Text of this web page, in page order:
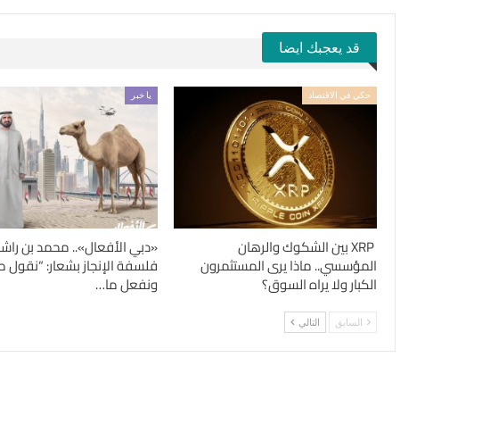
قد يعجبك ايضا
حكي في الاقتصاد
XRP بين الشكوك والرهان
المؤسسي.. ماذا يرى المستثمرون
الكبار ولا يراه السوق؟
يا خبر
«دبي الأفعال».. محمد بن
فلسفة الإنجاز بشعار: “نقول
ونفعل ما…
السابق التالي